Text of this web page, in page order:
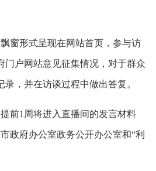
窗形式呈现在网站首页，参与访
门户网站意见征集情况，对于群众
，并在访谈过程中做出答复。
前1周将进入直播间的发言材料
政府办公室政务公开办公室和“利